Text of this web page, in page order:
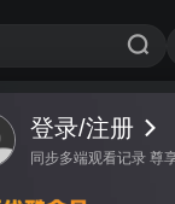
登录/注册
同步多端观看记录 尊
视频 讨论